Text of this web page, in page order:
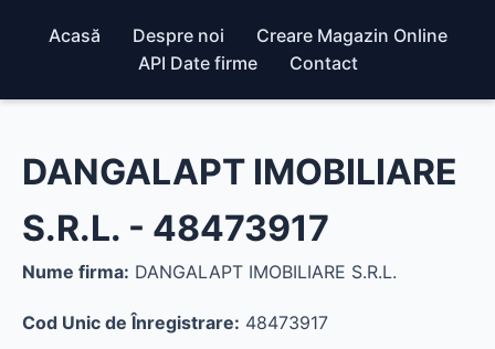
Acasă Despre noi
Creare Magazin Online
API Date firme
Contact
DANGALAPT IMOBILIARE
S.R.L. - 48473917
Nume firma: DANGALAPT IMOBILIARE S.R.L.
Cod Unic de Înregistrare: 48473917